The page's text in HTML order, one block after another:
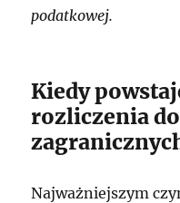
podatkowej.
Kiedy
rozliczenia
Najważniejszym